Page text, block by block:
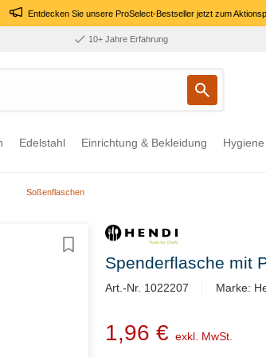
Entdecken Sie unsere ProSelect-Bestseller jetzt zum
10+ Jahre Erfahrung
Edelstahl Einrichtung & Bekleidung
Soßenflaschen
Spenderflasche mit
Art.-Nr. 1022207 Marke:
1,96 € exkl. MwSt.